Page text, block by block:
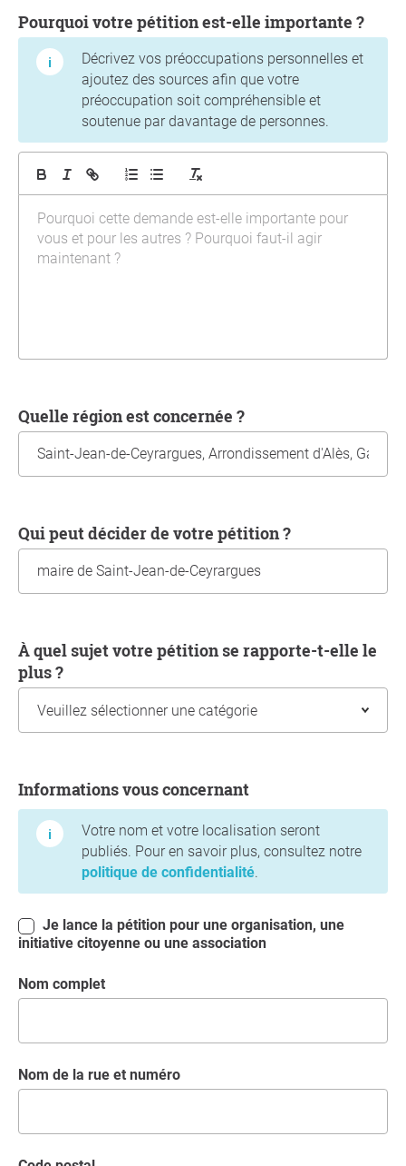
Pourquoi votre pétition est-elle importante ?
Décrivez vos préoccupations personnelles et
ajoutez des sources afin que votre
préoccupation soit compréhensible et
soutenue par davantage de personnes.
Quelle région est concernée ?
Qui peut décider de votre pétition ?
À quel sujet votre pétition se rapporte-t-elle le
plus ?
Informations vous concernant
Votre nom et votre localisation seront
publiés. Pour en savoir plus, consultez notre
politique de confidentialité.
initiative citoyenne ou une association
Nom complet
Nom de la rue et numéro